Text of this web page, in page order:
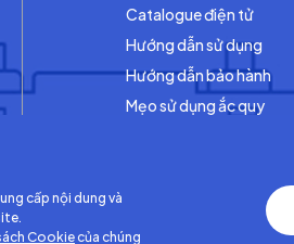
Catalogue điện tử
Hướng dẫn sử dụng
Hướng dẫn bảo hành
Mẹo sử dụng ắc quy
cấp nội dung và
Cookiecủa chúng